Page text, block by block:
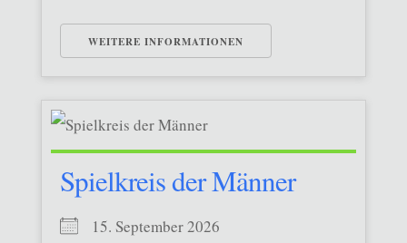
WEITERE INFORMATIONEN
Spielkreis der Männer
15. September 2026